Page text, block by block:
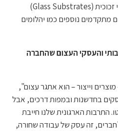
"מהמרת חזק" על שימוש במצעי זכוכית (Glass Substrates)
מתקדמים נוספים כמו יהלומים
והעסקי העצום שהחברה
וייצור – הוא אתגר עצום",
בחדשנות ובמפות דרכים, אבל
התרבות הארגונית שלנו חייבת
זה עסק של עבודה שחורה,